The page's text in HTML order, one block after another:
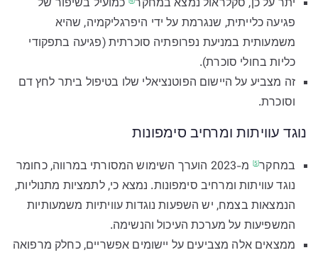
יתר על כן, סקלראול נמצא במחקר כמועיל בשיפור של
פגיעה כלייתית, שנגרמת על ידי היפרגליקמיה, שהיא
משמעותית במניעת נפרופתיה סוכרתית (פגיעה בתפקודי
כליות בחולי סוכרת).
זה מצביע על היישום הפוטנציאלי שלו בטיפול ביתר לחץ דם
וסוכרת.
נוגד עוויתות ומרחיב סימפונות
במחקר[5]
מ-2023 הוערך השימוש המסורתי במרווה, כחומר
נוגד עוויתות ומרחיב סימפונות. נמצא כי, לתמציות מתנוליות,
הנמצאות בצמח, יש השפעות נוגדות עוויתיות משמעותיות
המשפיעות על מערכת העיכול והנשימה.
ממצאים אלה מצביעים על יישומים אפשריים, כחלק מרפואה